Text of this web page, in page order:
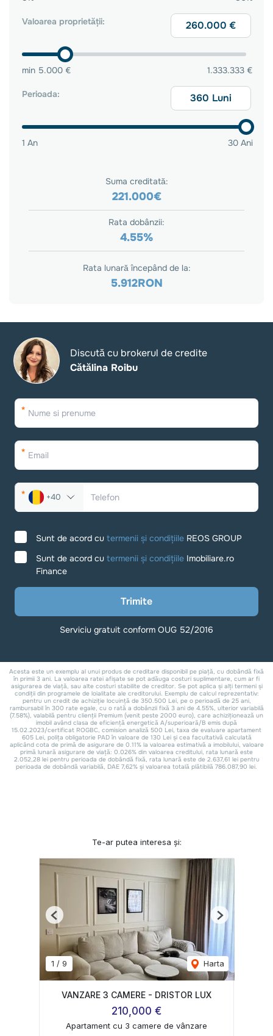
Te-ar putea interesa și:
1 / 9 Harta
Previous Next
VANZARE 3 CAMERE - DRISTOR LUX
210,000 €
Apartament cu 3 camere de vânzare